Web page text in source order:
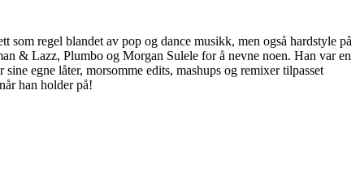
regel blandet av pop og dance musikk, men også hardstyle på
& Lazz, Plumbo og Morgan Sulele for å nevne noen. Han var en
egne låter, morsomme edits, mashups og remixer tilpasset
han holder på!